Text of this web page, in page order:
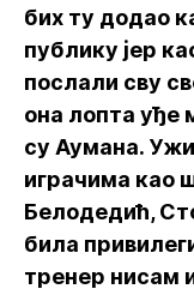
бих ту додао
публику јер
послали сву
она лопта уђе
су Аумана.
играчима као
Белодедић,
била
тренер нисам